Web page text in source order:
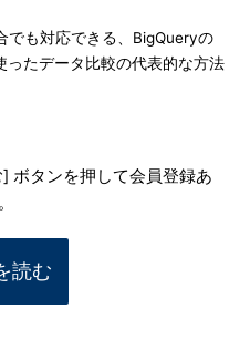
も対応できる、BigQueryの
ったデータ比較の代表的な方法
ボタンを押して会員登録あ
読む